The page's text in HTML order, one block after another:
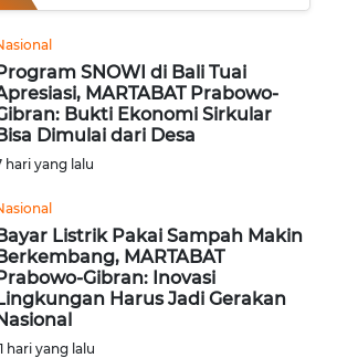
SNOWI di Bali Tuai
MARTABAT Prabowo-
Bukti Ekonomi Sirkular
Dimulai dari Desa
hari yang lalu
Listrik Pakai Sampah Makin
MARTABAT
Gibran: Inovasi
Harus Jadi Gerakan
hari yang lalu